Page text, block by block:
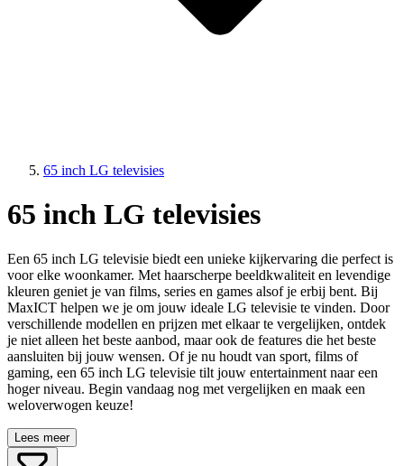
65 inch LG televisies
65 inch LG televisies
Een 65 inch LG televisie biedt een unieke kijkervaring die perfect is
voor elke woonkamer. Met haarscherpe beeldkwaliteit en levendige
kleuren geniet je van films, series en games alsof je erbij bent. Bij
MaxICT helpen we je om jouw ideale LG televisie te vinden. Door
verschillende modellen en prijzen met elkaar te vergelijken, ontdek
je niet alleen het beste aanbod, maar ook de features die het beste
aansluiten bij jouw wensen. Of je nu houdt van sport, films of
gaming, een 65 inch LG televisie tilt jouw entertainment naar een
hoger niveau. Begin vandaag nog met vergelijken en maak een
weloverwogen keuze!
Lees meer